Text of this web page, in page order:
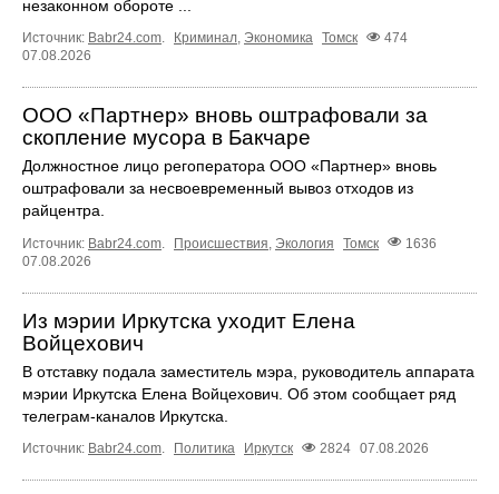
незаконном обороте ...
Источник: Babr24.com. Криминал, Экономика Томск
474
07.08.2026
ООО «Партнер» вновь оштрафовали за
скопление мусора в Бакчаре
Должностное лицо регоператора ООО «Партнер» вновь
оштрафовали за несвоевременный вывоз отходов из
райцентра.
Источник: Babr24.com Происшествия Экология Томск
1636
07.08.2026
Из мэрии Иркутска уходит Елена
Войцехович
В отставку подала заместитель мэра, руководитель аппарата
мэрии Иркутска Елена Войцехович. Об этом сообщает ряд
телеграм‑каналов Иркутска.
Источник: Babr24.com Политика Иркутск 2824 07.08.2026